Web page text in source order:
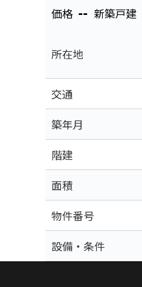
価格 -- 新築戸建
所在地
交通
築年月
階建
面積
物件番号
設備・条件